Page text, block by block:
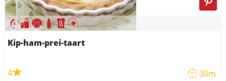
Kip-ham-prei-taart
4 30m